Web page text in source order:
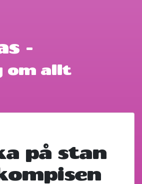
-
om allt
på stan